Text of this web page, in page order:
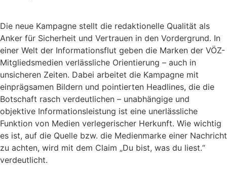
Die neue Kampagne stellt die redaktionelle Qualität als
Anker für Sicherheit und Vertrauen in den Vordergrund. In
einer Welt der Informationsflut geben die Marken der VÖZ-
Mitgliedsmedien verlässliche Orientierung – auch in
unsicheren Zeiten. Dabei arbeitet die Kampagne mit
einprägsamen Bildern und pointierten Headlines, die die
Botschaft rasch verdeutlichen – unabhängige und
objektive Informationsleistung ist eine unerlässliche
Funktion von Medien verlegerischer Herkunft. Wie wichtig
es ist, auf die Quelle bzw. die Medienmarke einer Nachricht
zu achten, wird mit dem Claim „Du bist, was du liest.“
verdeutlicht.